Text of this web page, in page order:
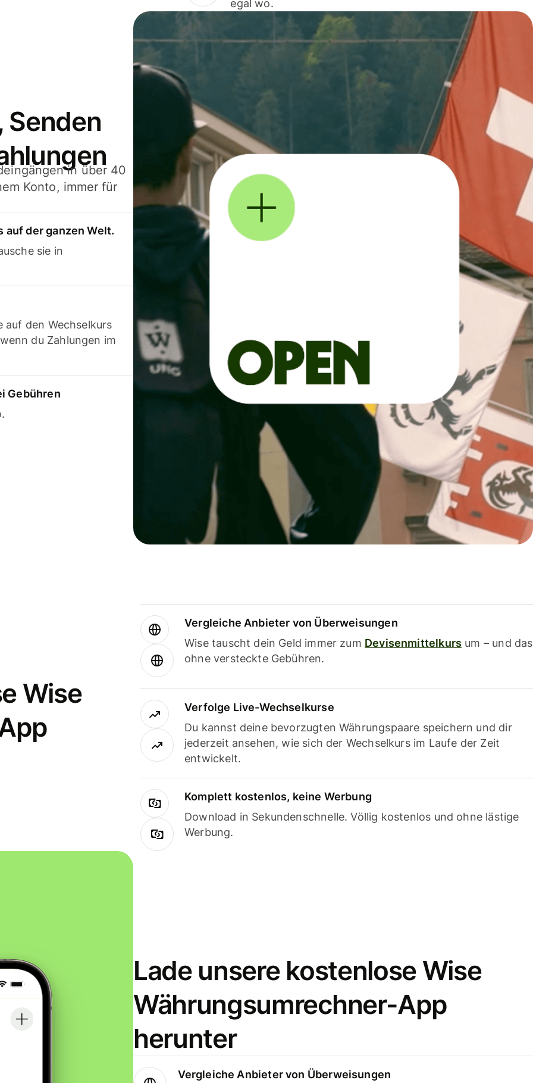
egal wo.
Senden
in über 40
Konto, immer für
auf der ganzen Welt.
sie in
auf den Wechselkurs
du Zahlungen im
Gebühren
Wise
Vergleiche Anbieter von Überweisungen
Wise tauscht dein Geld immer zum Devisenmittelkurs um – und das
ohne versteckte Gebühren.
Verfolge Live-Wechselkurse
Du kannst deine bevorzugten Währungspaare speichern und dir
jederzeit ansehen, wie sich der Wechselkurs im Laufe der Zeit
entwickelt.
Komplett kostenlos, keine Werbung
Download in Sekundenschnelle. Völlig kostenlos und ohne lästige
Werbung.
Lade unsere kostenlose Wise
Währungsumrechner-App
herunter
Vergleiche Anbieter von Überweisungen